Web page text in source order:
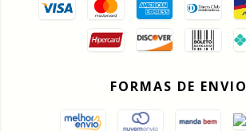
FORMAS DE ENVIO